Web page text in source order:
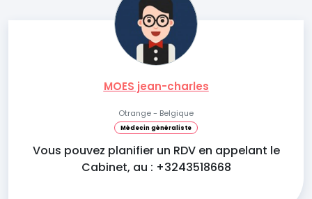
MOES jean-charles
Otrange - Belgique
Médecin généraliste
Vous pouvez planifier un RDV en appelant le
Cabinet, au : +3243518668